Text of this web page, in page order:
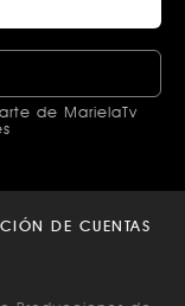
de MarielaTv
DE CUENTAS